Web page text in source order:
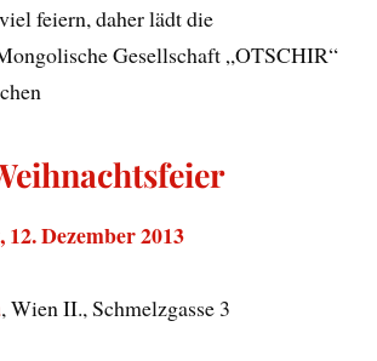
feiern, daher lädt die
Gesellschaft „OTSCHIR“
Dezember 2013
, Wien II., Schmelzgasse 3